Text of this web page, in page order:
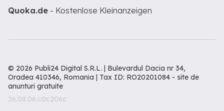
Quoka.de - Kostenlose Kleinanzeigen
© 2026 Publi24 Digital S.R.L. | Bulevardul Dacia nr 34,
Oradea 410346, Romania | Tax ID: RO20201084 - site de
anunturi gratuite
26.08.06.c0c206c